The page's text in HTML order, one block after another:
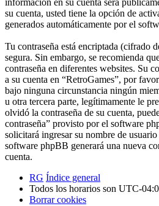
información en su cuenta será
su cuenta, usted tiene la opción de
generados automáticamente por el
Tu contraseña está encriptada (cifrado
segura. Sin embargo, se recomienda
contraseña en diferentes websites. Su
a su cuenta en “RetroGames”, por
bajo ninguna circunstancia ningún
u otra tercera parte, legítimamente le
olvidó la contraseña de su cuenta,
contraseña” provisto por el software
solicitará ingresar su nombre de
software phpBB generará una nueva
cuenta.
RG Índice general
Todos los horarios son UTC-
Borrar cookies